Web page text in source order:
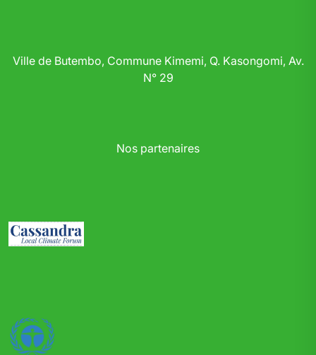
Ville de Butembo, Commune Kimemi, Q. Kasongomi, Av.
N° 29
Nos partenaires